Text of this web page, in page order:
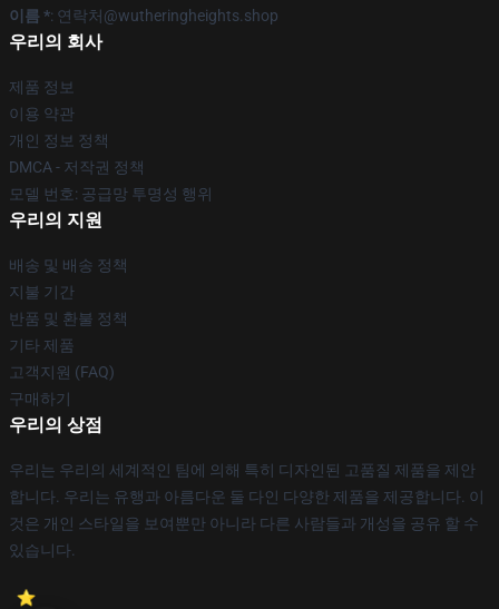
이름 *: 연락처@wutheringheights.shop
우리의 회사
제품 정보
이용 약관
개인 정보 정책
DMCA - 저작권 정책
모델 번호: 공급망 투명성 행위
우리의 지원
배송 및 배송 정책
지불 기간
반품 및 환불 정책
기타 제품
고객지원 (FAQ)
구매하기
우리의 상점
우리는 우리의 세계적인 팀에 의해 특히 디자인된 고품질 제품을 제안
합니다. 우리는 유행과 아름다운 둘 다인 다양한 제품을 제공합니다. 이
것은 개인 스타일을 보여뿐만 아니라 다른 사람들과 개성을 공유 할 수
있습니다.